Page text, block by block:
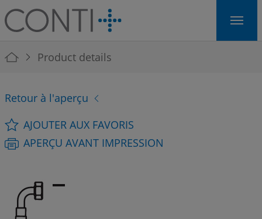
Skip to main navigation
Skip to main content
Skip to page footer
You are here:
Product details
Retour à l'aperçu
AJOUTER AUX FAVORIS
APERÇU AVANT IMPRESSION